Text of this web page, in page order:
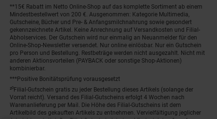
**15€ Rabatt im Netto Online-Shop auf das komplette Sortiment ab einem
Mindestbestellwert von 200 €. Ausgenommen: Kategorie Multimedia,
Gutscheine, Bücher und Pre- & Anfangsmilchnahrung sowie gesondert
gekennzeichnete Artikel. Keine Anrechnung auf Versandkosten und Filial-
Abholservices. Der Gutschein wird nur einmalig an Neuanmelder für den
Online-Shop-Newsletter versendet. Nur online einlösbar. Nur ein Gutschein
pro Person und Bestellung. Restbeträge werden nicht ausgezahlt. Nicht mit
anderen Aktionsvorteilen (PAYBACK oder sonstige Shop-Aktionen)
kombinierbar.
***Positive Bonitätsprüfung vorausgesetzt
²⁰Filial-Gutschein gratis zu jeder Bestellung dieses Artikels (solange der
Vorrat reicht). Versand des Filial-Gutscheins erfolgt 4 Wochen nach
Warenanlieferung per Mail. Die Höhe des Filial-Gutscheins ist dem
Artikelbild des gekauften Artikels zu entnehmen. Vervielfältigung jeglicher